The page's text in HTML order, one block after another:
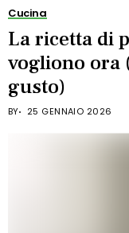
Cucina
La ricetta di
vogliono ora
gusto)
BY 25 GENNAIO 2026